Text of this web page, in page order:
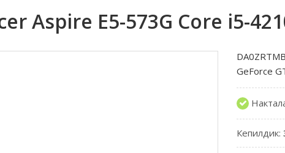
Aspire E5-573G Core i5-
GeForce
Кепилдик: